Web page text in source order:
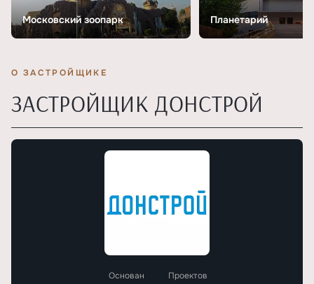
Московский зоопарк Планетарий
О ЗАСТРОЙЩИКЕ
ЗАСТРОЙЩИК ДОНСТРОЙ
Основан Проектов